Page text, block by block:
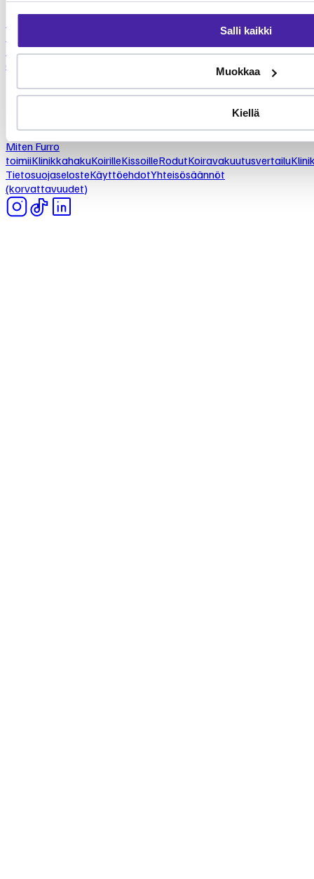
Salli kaikki
Muokkaa
Kiellä
Koiravakuutusvertailu
TietosuojaselosteKäyttöehdotYhteisösäännöt
(korvattavuudet)
00130 Helsinki
Miten Furro
toimiiKlinikkahakuKoirilleKissoilleRodutKoiravakuutusvertailu
TietosuojaselosteKäyttöehdotYhteisösäännöt
(korvattavuudet)